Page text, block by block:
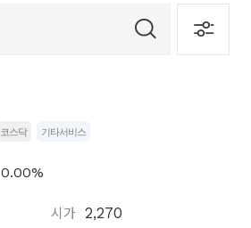
코스닥 기타서비스
0.00%
시가 2,270